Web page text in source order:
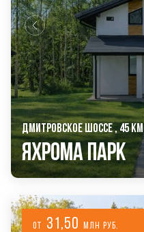
ДМИТРОВСКОЕ ШОССЕ , 45 КМ
Яхрома Парк
от 31,50 млн руб.